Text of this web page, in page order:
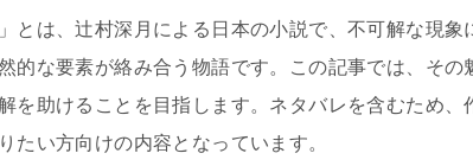
とは、辻村深月による日本の小説で、不可解な現象
的な要素が絡み合う物語です。この記事では、その
を助けることを目指します。ネタバレを含むため、
たい方向けの内容となっています。